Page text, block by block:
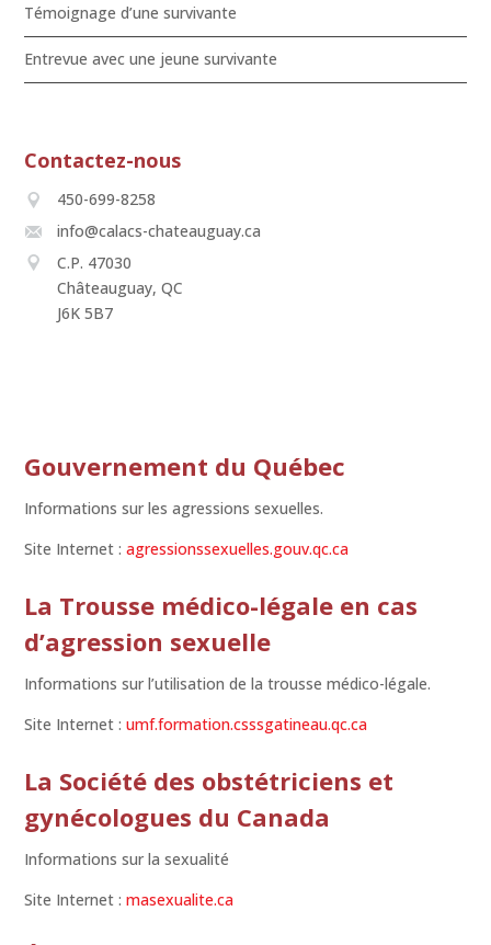
Témoignage d’une survivante
Entrevue avec une jeune survivante
Contactez-nous
450-699-8258
info@calacs-chateauguay.ca
C.P. 47030
Châteauguay, QC
J6K 5B7
Gouvernement du Québec
Informations sur les agressions sexuelles.
Site Internet :agressionssexuelles.gouv.qc.ca
La Trousse médico-légale en cas
d’agression sexuelle
Informations sur l’utilisation de la trousse médico-légale.
Site Internet :umf.formation.csssgatineau.qc.ca
La Société des obstétriciens et
gynécologues du Canada
Informations sur la sexualité
Site Internet :masexualite.ca